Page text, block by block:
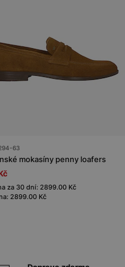
63
mokasíny penny loafers
za 30 dní: 2899.00 Kč
2899.00 Kč